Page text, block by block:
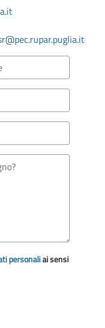
personaliai sensi